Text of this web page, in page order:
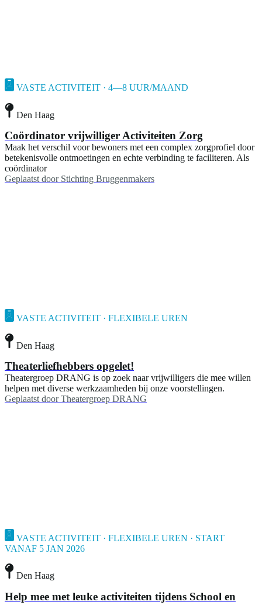
VASTE ACTIVITEIT · 4—8 UUR/MAAND
Den Haag
Coördinator vrijwilliger Activiteiten Zorg
Maak het verschil voor bewoners met een complex zorgprofiel door
betekenisvolle ontmoetingen en echte verbinding te faciliteren. Als
coördinator
Geplaatst door Stichting Bruggenmakers
VASTE ACTIVITEIT · FLEXIBELE UREN
Den Haag
Theaterliefhebbers opgelet!
Theatergroep DRANG is op zoek naar vrijwilligers die mee willen
helpen met diverse werkzaamheden bij onze voorstellingen.
Geplaatst door Theatergroep DRANG
VASTE ACTIVITEIT · FLEXIBELE UREN · START
VANAF 5 JAN 2026
Den Haag
Help mee met leuke activiteiten tijdens School en